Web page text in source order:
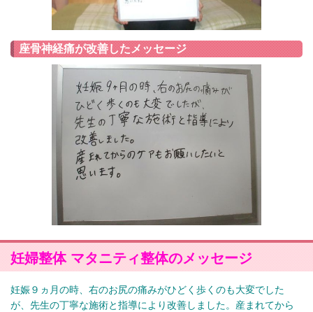
座骨神経痛が改善したメッセージ
妊婦整体 マタニティ整体のメッセージ
妊娠９ヵ月の時、右のお尻の痛みがひどく歩くのも大変でした
が、先生の丁寧な施術と指導により改善しました。産まれてから